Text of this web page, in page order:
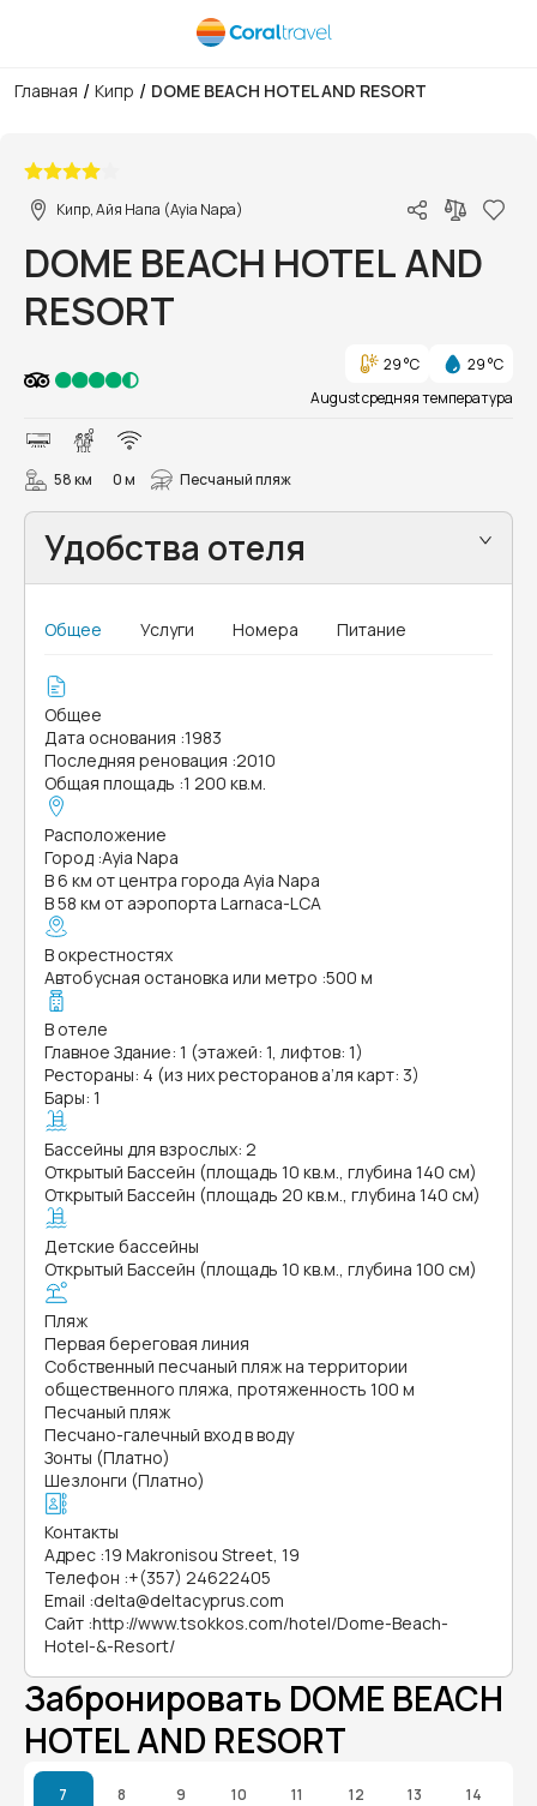
Главная / Кипр / DOME BEACH HOTEL AND RESORT
Кипр, Айя Напа (Ayia Napa)
DOME BEACH HOTEL AND
RESORT
29 °C
29 °C
August средняя температура
58 км 0 м Песчаный пляж
Удобства отеля
Общее Услуги Номера Питание
Общее
Дата основания :1983
Последняя реновация :2010
Общая площадь :1 200 кв.м.
Расположение
Город :Ayia Napa
В 6 км от центра города Ayia Napa
В 58 км от аэропорта Larnaca-LCA
В окрестностях
Автобусная остановка или метро :500 м
В отеле
Главное Здание: 1 (этажей: 1, лифтов: 1)
Рестораны: 4 (из них ресторанов а’ля карт: 3)
Бары: 1
Бассейны для взрослых: 2
Открытый Бассейн (площадь 10 кв.м., глубина 140 см)
Открытый Бассейн (площадь 20 кв.м., глубина 140 см)
Детские бассейны
Открытый Бассейн (площадь 10 кв.м., глубина 100 см)
Пляж
Первая береговая линия
Собственный песчаный пляж на территории
общественного пляжа, протяженность 100 м
Песчаный пляж
Песчано-галечный вход в воду
Зонты (Платно)
Шезлонги (Платно)
Контакты
Адрес :19 Makronisou Street, 19
Телефон :+(357) 24622405
Email :delta@deltacyprus.com
Сайт :http://www.tsokkos.com/hotel/Dome-Beach-
Hotel-&-Resort/
Забронировать DOME BEACH
HOTEL AND RESORT
7 8 9 10 11 12 13 14